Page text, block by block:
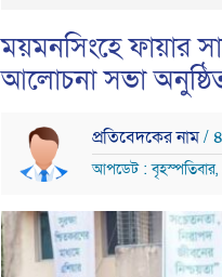
ময়মনসিংহে ফায়ার
আলোচনা সভা
প্রতিবেদকের নাম/
আপডেট :